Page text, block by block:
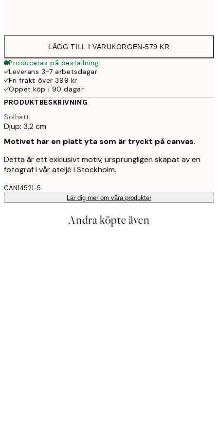
LÄGG TILL I VARUKORGEN-579 KR
Produceras på beställning
Leverans 3-7 arbetsdagar
Fri frakt över 399 kr
Öppet köp i 90 dagar
PRODUKTBESKRIVNING
Solhatt
Djup: 3,2 cm
Motivet har en platt yta som är tryckt på canvas.
Detta är ett exklusivt motiv, ursprungligen skapat av en
fotograf i vår ateljé i Stockholm.
CAN14521-5
Lär dig mer om våra produkter
Andra köpte även